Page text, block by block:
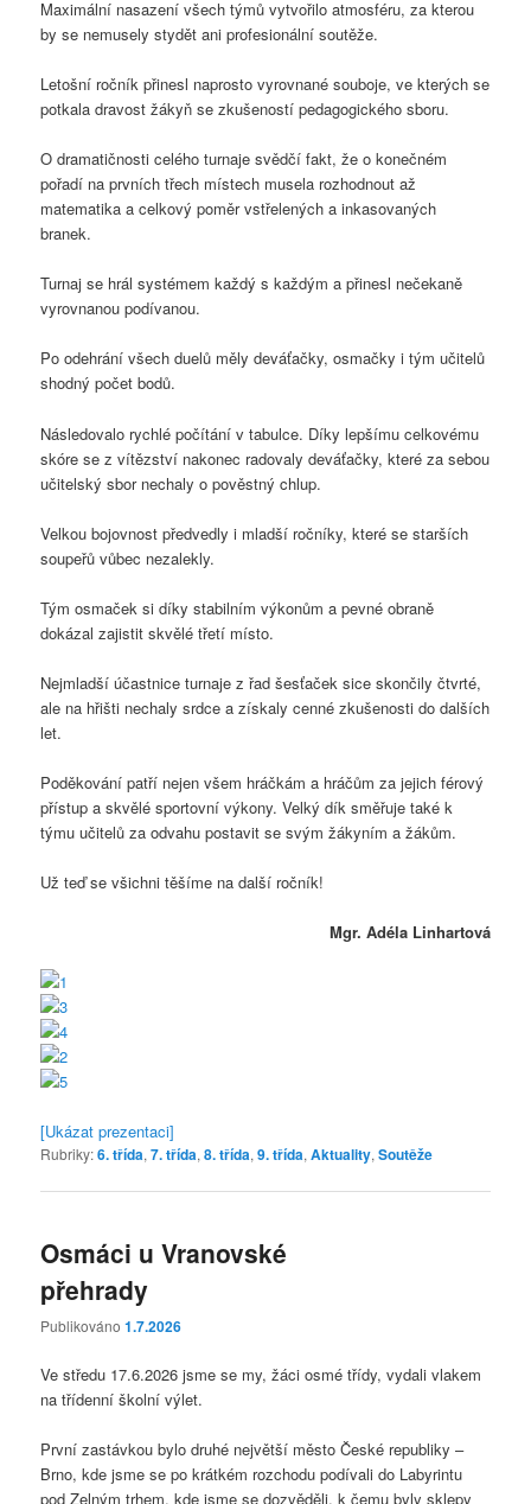
Maximální nasazení všech týmů vytvořilo atmosféru, za kterou
by se nemusely stydět ani profesionální soutěže.
Letošní ročník přinesl naprosto vyrovnané souboje, ve kterých se
potkala dravost žákyň se zkušeností pedagogického sboru.
O dramatičnosti celého turnaje svědčí fakt, že o konečném
pořadí na prvních třech místech musela rozhodnout až
matematika a celkový poměr vstřelených a inkasovaných
branek.
Turnaj se hrál systémem každý s každým a přinesl nečekaně
vyrovnanou podívanou.
Po odehrání všech duelů měly deváťačky, osmačky i tým učitelů
shodný počet bodů.
Následovalo rychlé počítání v tabulce. Díky lepšímu celkovému
skóre se z vítězství nakonec radovaly deváťačky, které za sebou
učitelský sbor nechaly o pověstný chlup.
Velkou bojovnost předvedly i mladší ročníky, které se starších
soupeřů vůbec nezalekly.
Tým osmaček si díky stabilním výkonům a pevné obraně
dokázal zajistit skvělé třetí místo.
Nejmladší účastnice turnaje z řad šesťaček sice skončily čtvrté,
ale na hřišti nechaly srdce a získaly cenné zkušenosti do dalších
let.
Poděkování patří nejen všem hráčkám a hráčům za jejich férový
přístup a skvělé sportovní výkony. Velký dík směřuje také k
týmu učitelů za odvahu postavit se svým žákyním a žákům.
Už teď se všichni těšíme na další ročník!
Mgr. Adéla Linhartová
[Ukázat prezentaci]
Rubriky:6. třída,7. třída,8. třída,9. třída,Aktuality,Soutěže
Osmáci u Vranovské
přehrady
Publikováno1.7.2026
Ve středu 17.6.2026 jsme se my, žáci osmé třídy, vydali vlakem
na třídenní školní výlet.
První zastávkou bylo druhé největší město České republiky –
Brno, kde jsme se po krátkém rozchodu podívali do Labyrintu
pod Zelným trhem, kde jsme se dozvěděli, k čemu byly sklepy